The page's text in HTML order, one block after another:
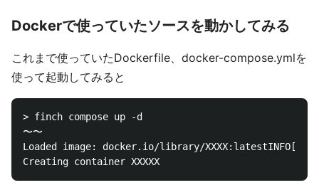
Dockerで使っていたソースを動かしてみる
これまで使っていたDockerfile、docker-compose.ymlを
使って起動してみると
> finch compose up -d
〜〜
Loaded image: docker.io/library/